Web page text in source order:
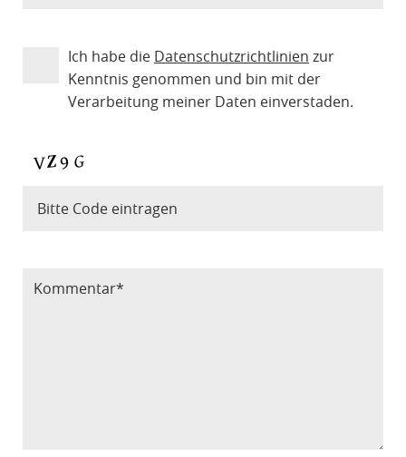
Ich habe die Datenschutzrichtlinien zur
Kenntnis genommen und bin mit der
Verarbeitung meiner Daten einverstaden.